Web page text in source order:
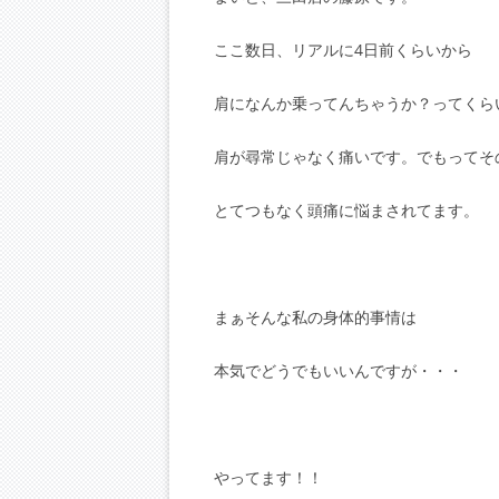
ここ数日、リアルに4日前くらいから
肩になんか乗ってんちゃうか？ってくら
肩が尋常じゃなく痛いです。でもって
とてつもなく頭痛に悩まされてます。
まぁそんな私の身体的事情は
本気でどうでもいいんですが・・・
やってます！！